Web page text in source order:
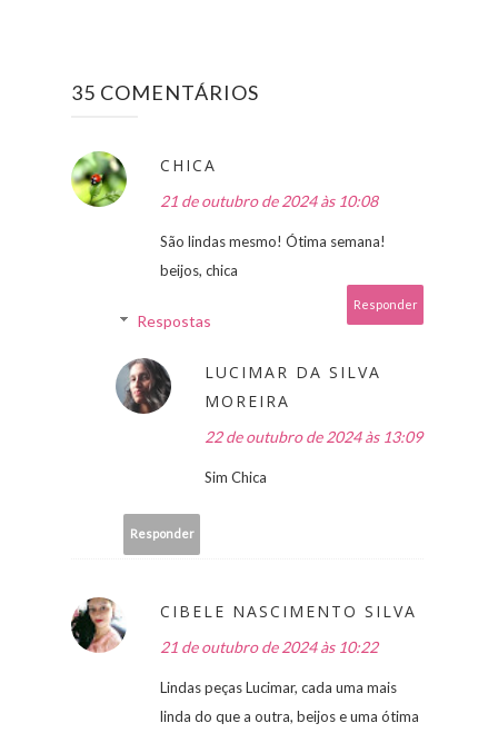
35 COMENTÁRIOS
CHICA
21 de outubro de 2024 às 10:08
São lindas mesmo! Ótima semana!
beijos, chica
Responder
Respostas
LUCIMAR DA SILVA
MOREIRA
22 de outubro de 2024 às 13:09
Sim Chica
Responder
CIBELE NASCIMENTO SILVA
21 de outubro de 2024 às 10:22
Lindas peças Lucimar, cada uma mais
linda do que a outra, beijos e uma ótima